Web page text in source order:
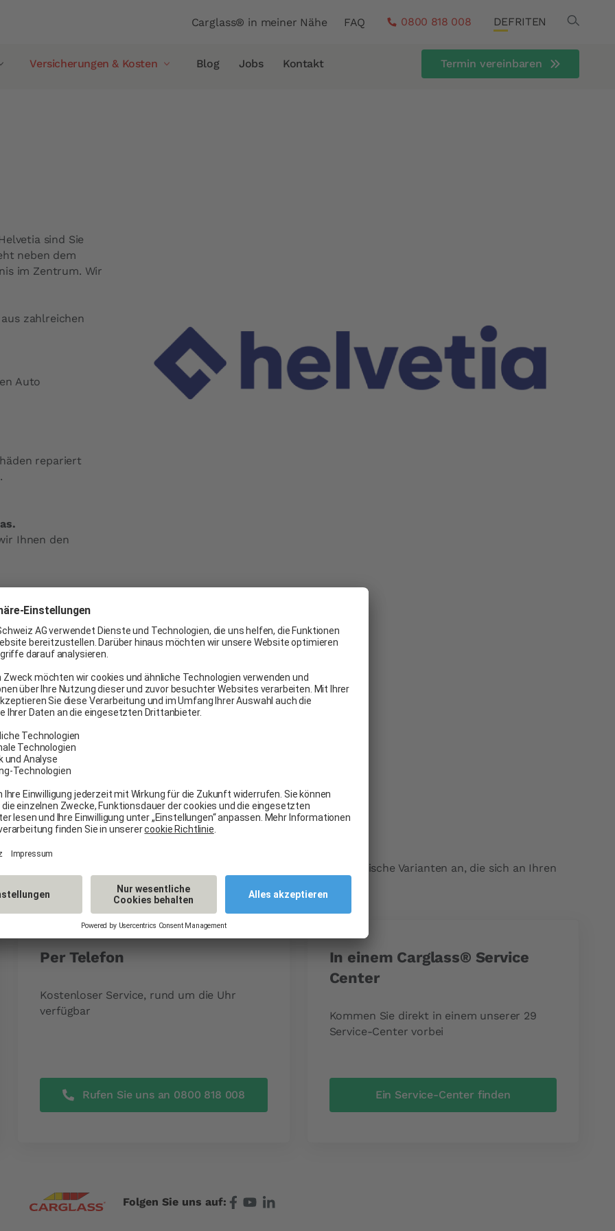
Header
Carglass® in meiner Nähe FAQ 0800 818 008 DEFRITEN Search
Versicherungen & Kosten
Simpego
Smile
Preis Austausch Frontscheibe
Preis Reparatur Frontscheibe
Kostenvoranschlag anfordern
Blog Jobs Kontakt
Termin vereinbaren
sind Sie
neben dem
im Zentrum. Wir
zahlreichen
Auto
repariert
Ihnen den
Erfahrung
Vorsorge,
immer in Ihrer
Sie eine
innerhalb weniger Minuten
geht einfach und schnell. Wir bieten mehrere praktische Varianten an, die sich an Ihren
Per Telefon
Kostenloser Service, rund um die Uhr
verfügbar
Rufen Sie uns an 0800 818 008
In einem Carglass® Service
Center
Kommen Sie direkt in einem unserer 29
Service-Center vorbei
Ein Service-Center finden
Folgen Sie uns auf: